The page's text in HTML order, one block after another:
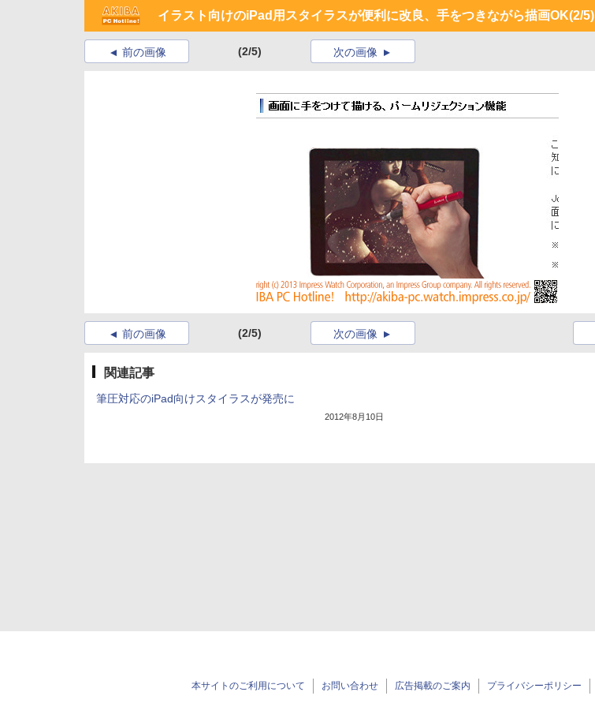
イラスト向けのiPad用スタイラスが便利に改良、手をつきながら描画OK(2/5)
前の画像 (2/5) 次の画像
前の画像 (2/5) 次の画像
関連記事
筆圧対応のiPad向けスタイラスが発売に
2012年8月10日
本サイトのご利用について お問い合わせ 広告掲載のご案内 プライバシーポリシー